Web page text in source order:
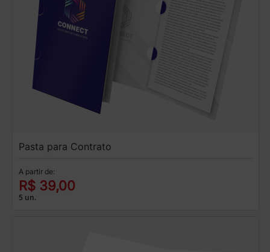
Pasta para Contrato
A partir de:
R$ 39,00
5 un.